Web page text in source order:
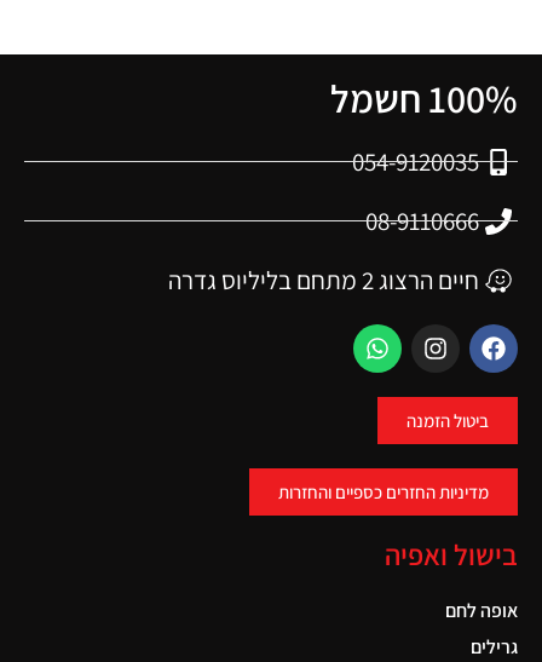
100% חשמל
054-9120035
08-9110666
חיים הרצוג 2 מתחם בליליוס גדרה
ביטול הזמנה
מדיניות החזרים כספיים והחזרות
בישול ואפיה
אופה לחם
גרילים